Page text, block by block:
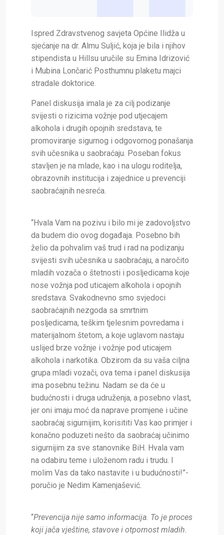
Ispred Zdravstvenog savjeta Općine Ilidža u
sjećanje na dr. Almu Suljić, koja je bila i njihov
stipendista u Hillsu uručile su Emina Idrizović
i Mubina Lončarić Posthumnu plaketu majci
stradale doktorice.
Panel diskusija imala je za cilj podizanje
svijesti o rizicima vožnje pod utjecajem
alkohola i drugih opojnih sredstava, te
promoviranje sigurnog i odgovornog ponašanja
svih učesnika u saobraćaju. Poseban fokus
stavljen je na mlade, kao i na ulogu roditelja,
obrazovnih institucija i zajednice u prevenciji
saobraćajnih nesreća.
“Hvala Vam na pozivu i bilo mi je zadovoljstvo
da budem dio ovog događaja. Posebno bih
želio da pohvalim vaš trud i rad na podizanju
svijesti svih učesnika u saobraćaju, a naročito
mladih vozača o štetnosti i posljedicama koje
nose vožnja pod uticajem alkohola i opojnih
sredstava. Svakodnevno smo svjedoci
saobraćajnih nezgoda sa smrtnim
posljedicama, teškim tjelesnim povredama i
materijalnom štetom, a koje uglavom nastaju
uslijed brze vožnje i vožnje pod uticajem
alkohola i narkotika. Obzirom da su vaša ciljna
grupa mladi vozači, ova tema i panel diskusija
ima posebnu težinu. Nadam se da će u
budućnosti i druga udruženja, a posebno vlast,
jer oni imaju moć da naprave promjene i učine
saobraćaj sigurnijim, korisititi Vas kao primjer i
konačno poduzeti nešto da saobraćaj učinimo
sigurnijim za sve stanovnike BiH. Hvala vam
na odabiru teme i uloženom radu i trudu. I
molim Vas da tako nastavite i u budućnosti!”-
poručio je Nedim Kamenjašević.
“Prevencija nije samo informacija. To je proces
koji jača vještine, stavove i otpornost mladih.